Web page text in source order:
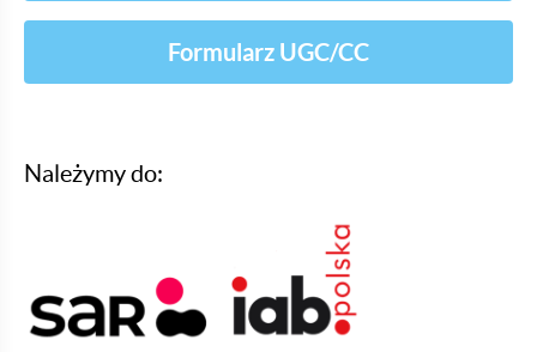
Formularz UGC/CC
Należymy do: